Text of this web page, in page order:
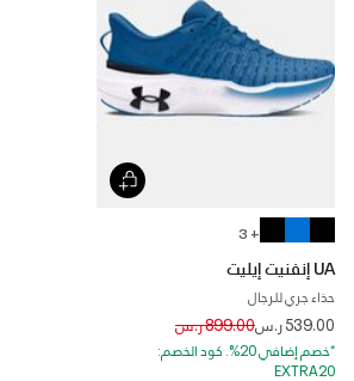
+ 3
UA إنفنيت إيليت
حذاء جري للرجال
539.00 ر.س Price reduced from
899.00 ر.س to
*خصم إضافي 20%. كود الخصم:
EXTRA20